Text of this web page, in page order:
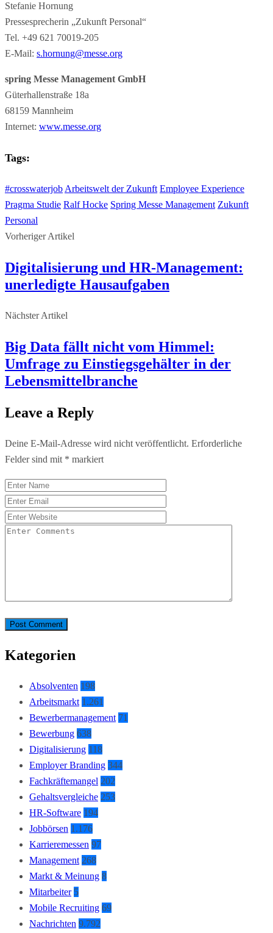
Stefanie Hornung
Pressesprecherin „Zukunft Personal“
Tel. +49 621 70019-205
E-Mail: s.hornung@messe.org
spring Messe Management GmbH
Güterhallenstraße 18a
68159 Mannheim
Internet: www.messe.org
Tags:
#crosswaterjob Arbeitswelt der Zukunft Employee Experience
Pragma Studie Ralf Hocke Spring Messe Management Zukunft
Personal
Vorheriger Artikel
Digitalisierung und HR-Management:
unerledigte Hausaufgaben
Nächster Artikel
Big Data fällt nicht vom Himmel:
Umfrage zu Einstiegsgehälter in der
Lebensmittelbranche
Leave a Reply
Deine E-Mail-Adresse wird nicht veröffentlicht. Erforderliche
Felder sind mit * markiert
Kategorien
Absolventen 198
Arbeitsmarkt 1.261
Bewerbermanagement 71
Bewerbung 638
Digitalisierung 118
Employer Branding 344
Fachkräftemangel 202
Gehaltsvergleiche 253
HR-Software 194
Jobbörsen 1.176
Karrieremessen 97
Management 268
Markt & Meinung 8
Mitarbeiter 5
Mobile Recruiting 69
Nachrichten 9.792